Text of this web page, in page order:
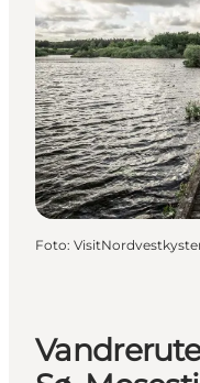
Foto: